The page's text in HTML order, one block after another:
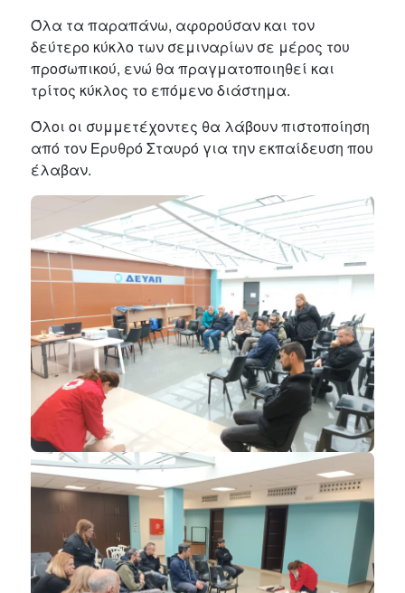
Όλα τα παραπάνω, αφορούσαν και τον
δεύτερο κύκλο των σεμιναρίων σε μέρος του
προσωπικού, ενώ θα πραγματοποιηθεί και
τρίτος κύκλος το επόμενο διάστημα.
Όλοι οι συμμετέχοντες θα λάβουν πιστοποίηση
από τον Ερυθρό Σταυρό για την εκπαίδευση που
έλαβαν.